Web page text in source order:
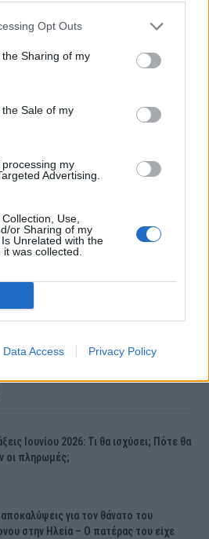
Opt Outs
Sharing of my
Sale of my
my
Advertising.
Use,
or Sharing of my
Unrelated with the
was collected.
Data Access Privacy Policy
και “Μια Νύχτα του
ΕΡΤ.
Ιουνίου 2026: Τι θα ισχύσει; Πότε θα
οι πληρωμές;
για τον θάνατο του
στην Ηλεία – Ο πατέρας του είχε